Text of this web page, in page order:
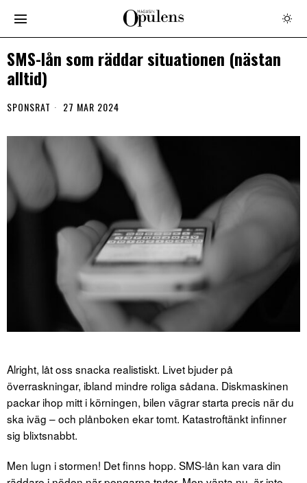
SMS-lån som räddar situationen (nästan
alltid)
SPONSRAT 27 MAR 2024
Alright, låt oss snacka realistiskt. Livet bjuder på
överraskningar, ibland mindre roliga sådana. Diskmaskinen
packar ihop mitt i körningen, bilen vägrar starta precis när du
ska iväg – och plånboken ekar tomt. Katastroftänkt infinner
sig blixtsnabbt.
Men lugn i stormen! Det finns hopp. SMS-lån kan vara din